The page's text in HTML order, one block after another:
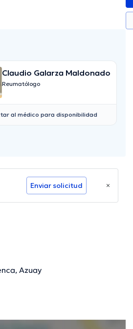
Claudio Galarza Maldonado
Reumatólogo
al médico para disponibilidad
Enviar solicitud
Azuay